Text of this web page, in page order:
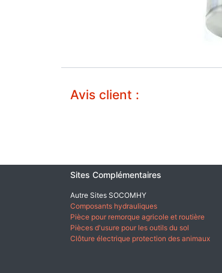
Avis client :
Sites Complémentaires
Autre Sites SOCOMHY
Composants hydrauliques
Pièce pour remorque agricole et routière
Pièces d'usure pour les outils du sol
Clôture électrique protection des animaux